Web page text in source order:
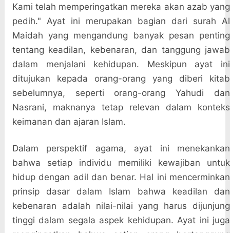
Kami telah memperingatkan mereka akan azab yang
pedih." Ayat ini merupakan bagian dari surah Al
Maidah yang mengandung banyak pesan penting
tentang keadilan, kebenaran, dan tanggung jawab
dalam menjalani kehidupan. Meskipun ayat ini
ditujukan kepada orang-orang yang diberi kitab
sebelumnya, seperti orang-orang Yahudi dan
Nasrani, maknanya tetap relevan dalam konteks
keimanan dan ajaran Islam.
Dalam perspektif agama, ayat ini menekankan
bahwa setiap individu memiliki kewajiban untuk
hidup dengan adil dan benar. Hal ini mencerminkan
prinsip dasar dalam Islam bahwa keadilan dan
kebenaran adalah nilai-nilai yang harus dijunjung
tinggi dalam segala aspek kehidupan. Ayat ini juga